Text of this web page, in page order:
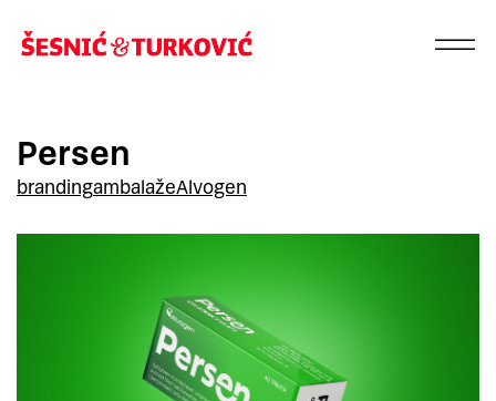
Persen
brandingambalažeAlvogen